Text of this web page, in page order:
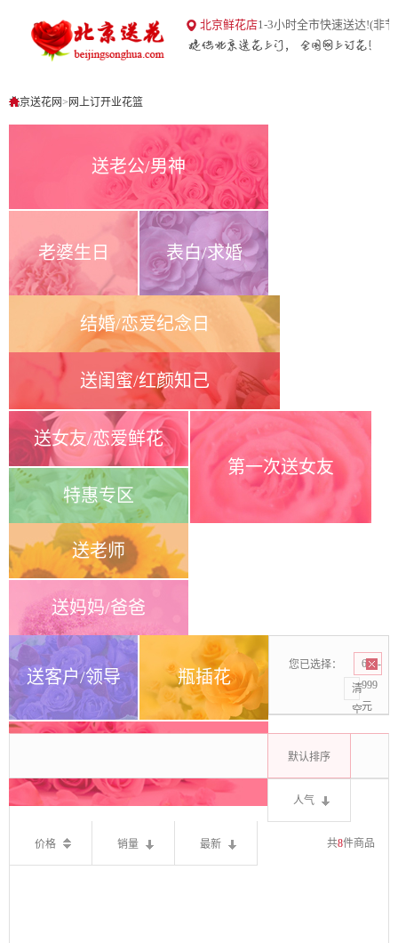
北京送花网
北京鲜花店1-3小时全市快速送达!(非
北京送花网> 网上订开业花篮
送老公/男神
老婆生日 表白/求婚
结婚/恋爱纪念日
送闺蜜/红颜知己
送女友/恋爱鲜花
特惠专区
第一次送女友
送老师
送妈妈/爸爸
送客户/领导 瓶插花
您已选择：
600-
999
元
清
空
默认排序
人气
价格 销量 最新 共8件商品